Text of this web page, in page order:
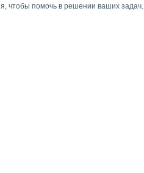
чтобы помочь в решении ваших задач.